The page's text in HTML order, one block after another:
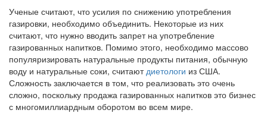
палату на
рассмотрение. Суть его
заключается в
нахождении одного из
родителей в
больничной палате
бесплатно, в течении всего срока лечения...
Ученые считают, что усилия по снижению употребления
газировки, необходимо объединить. Некоторые из них
считают, что нужно вводить запрет на употребление
газированных напитков. Помимо этого, необходимо массово
популяризировать натуральные продукты питания, обычную
воду и натуральные соки, считаютдиетологи из США.
Сложность заключается в том, что реализовать это очень
сложно, поскольку продажа газированных напитков это бизнес
с многомиллиардным оборотом во всем мире.